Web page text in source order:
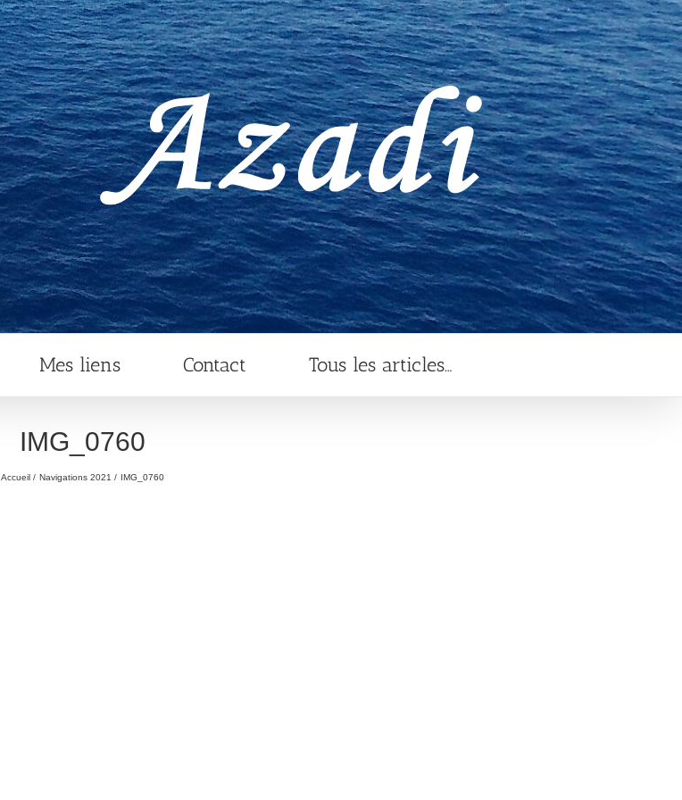
Mes liens Contact Tous les articles…
IMG_0760
Accueil Navigations 2021 IMG_0760